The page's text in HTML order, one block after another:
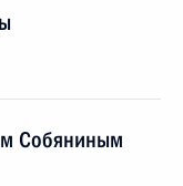
Собяниным